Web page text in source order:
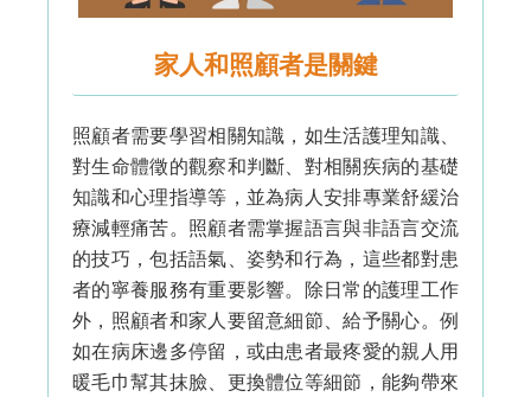
家人和照顧者是關鍵
照顧者需要學習相關知識，如生活護理知識、
對生命體徵的觀察和判斷、對相關疾病的基礎
知識和心理指導等，並為病人安排專業舒緩治
療減輕痛苦。 照顧者需掌握語言與非語言交流
的技巧，包括語氣、姿勢和行為，這些都對患
者的寧養服務有重要影響。除日常的護理工作
外，照顧者和家人要留意細節、給予關心。例
如在病床邊多停留，或由患者最疼愛的親人用
暖毛巾幫其抹臉、更換體位等細節，能夠帶來